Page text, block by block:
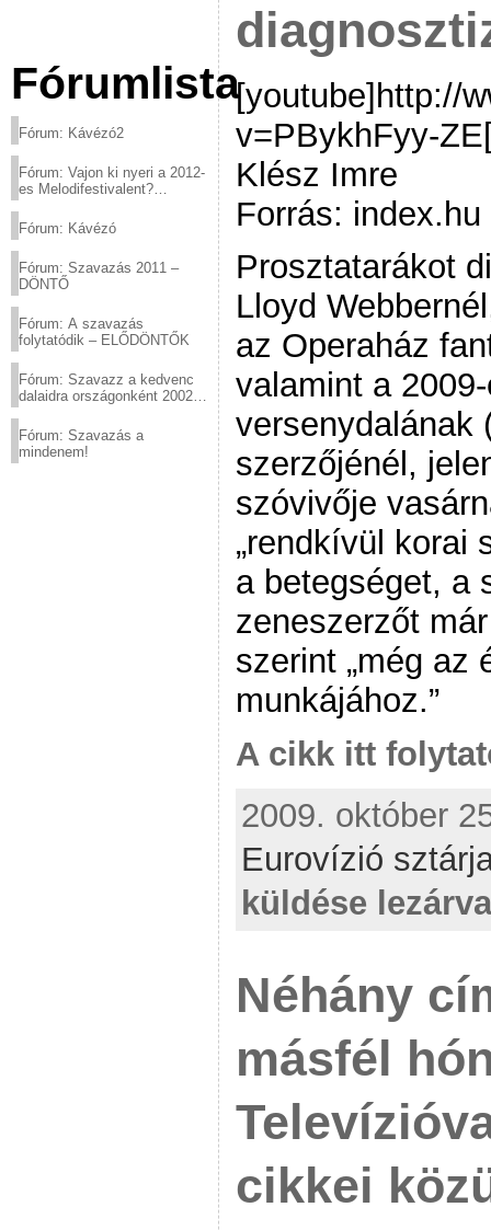
Fórumlista
Fórum: Kávézó2
Fórum: Vajon ki nyeri a 2012-
es Melodifestivalent?
Fórum: Kávézó
Fórum: Szavazás 2011 –
DÖNTŐ
Fórum: A szavazás
folytatódik – ELŐDÖNTŐK
Fórum: Szavazz a kedvenc
dalaidra országonként 2002
Fórum: Szavazás a
mindenem!
[youtube]http://
v=PBykhFyy-
Klész Imre
Forrás: index.hu
Prosztatarákot
Lloyd
az Operaház
valamint a
versenydalának
szerzőjénél,
szóvivője
„rendkívül korai
a betegséget, a
zeneszerzőt
szerint „még az
munkájához.”
A cikk itt
2009. október
Eurovízió
küldése lezárva
Néhány
másfél
cikkei